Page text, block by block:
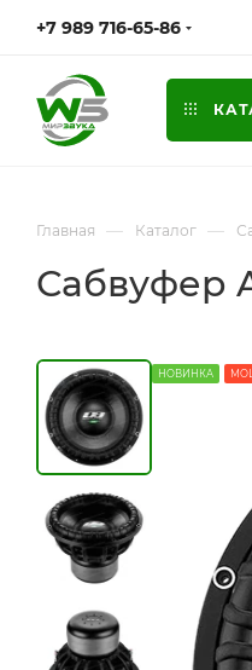
+7 989 716-65-86
Главная — Каталог —
Сабвуфер
НОВИНКА